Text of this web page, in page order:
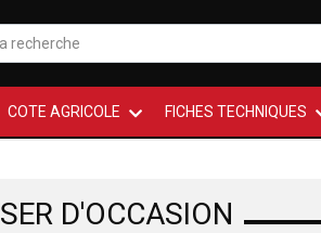
COTE AGRICOLE FICHES TECHNIQUES
D'OCCASION